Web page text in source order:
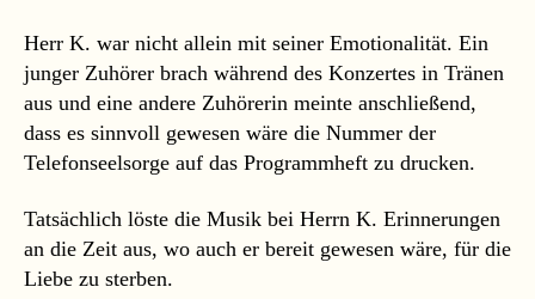
Herr K. war nicht allein mit seiner Emotionalität. Ein
junger Zuhörer brach während des Konzertes in Tränen
aus und eine andere Zuhörerin meinte anschließend,
dass es sinnvoll gewesen wäre die Nummer der
Telefonseelsorge auf das Programmheft zu drucken.
Tatsächlich löste die Musik bei Herrn K. Erinnerungen
an die Zeit aus, wo auch er bereit gewesen wäre, für die
Liebe zu sterben.